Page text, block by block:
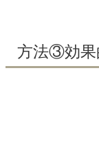
方法③効果